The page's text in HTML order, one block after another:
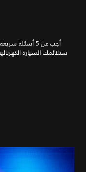
أجب عن 5
ستلائمك السيارة